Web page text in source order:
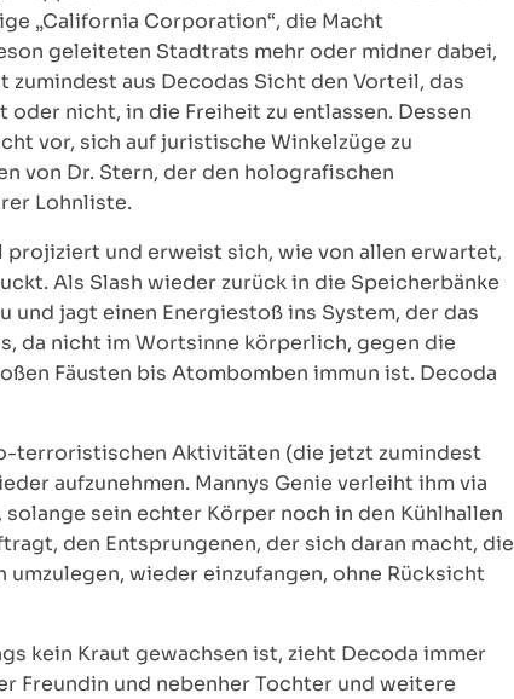
„California Corporation“, die Macht
geleiteten Stadtrats mehr oder midner dabei,
aus Decodas Sicht den Vorteil, das
nicht, in die Freiheit zu entlassen. Dessen
vor, sich auf juristische Winkelzüge zu
von Dr. Stern, der den holografischen
Lohnliste.
und erweist sich, wie von allen erwartet,
Als Slash wieder zurück in die Speicherbänke
jagt einen Energiestoß ins System, der das
da nicht im Wortsinne körperlich, gegen die
Fäusten bis Atombomben immun ist. Decoda
terroristischen Aktivitäten (die jetzt zumindest
aufzunehmen. Mannys Genie verleiht ihm via
sein echter Körper noch in den Kühlhallen
den Entsprungenen, der sich daran macht, die
wieder einzufangen, ohne Rücksicht
kein Kraut gewachsen ist, zieht Decoda immer
Freundin und nebenher Tochter und weitere